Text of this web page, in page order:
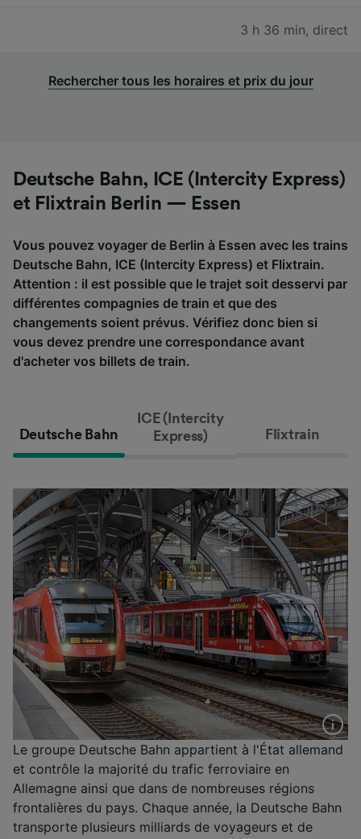
3 h 36 min, direct
Rechercher tous les horaires et prix du jour
Deutsche Bahn, ICE (Intercity Express)
et Flixtrain Berlin — Essen
Vous pouvez voyager de Berlin à Essen avec les trains
Deutsche Bahn, ICE (Intercity Express) et Flixtrain.
Attention : il est possible que le trajet soit desservi par
différentes compagnies de train et que des
changements soient prévus. Vérifiez donc bien si
vous devez prendre une correspondance avant
d'acheter vos billets de train.
Deutsche Bahn
ICE (Intercity
Express)
Flixtrain
Le groupe Deutsche Bahn appartient à l'État allemand
et contrôle la majorité du trafic ferroviaire en
Allemagne ainsi que dans de nombreuses régions
frontalières du pays. Chaque année, la Deutsche Bahn
transporte plusieurs milliards de voyageurs et de